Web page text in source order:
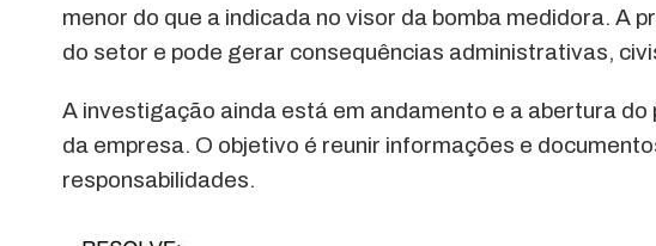
menor do que a indicada no visor da bomba medidora. A
do setor e pode gerar consequências administrativas,
A investigação ainda está em andamento e a abertura
da empresa. O objetivo é reunir informações e
responsabilidades.